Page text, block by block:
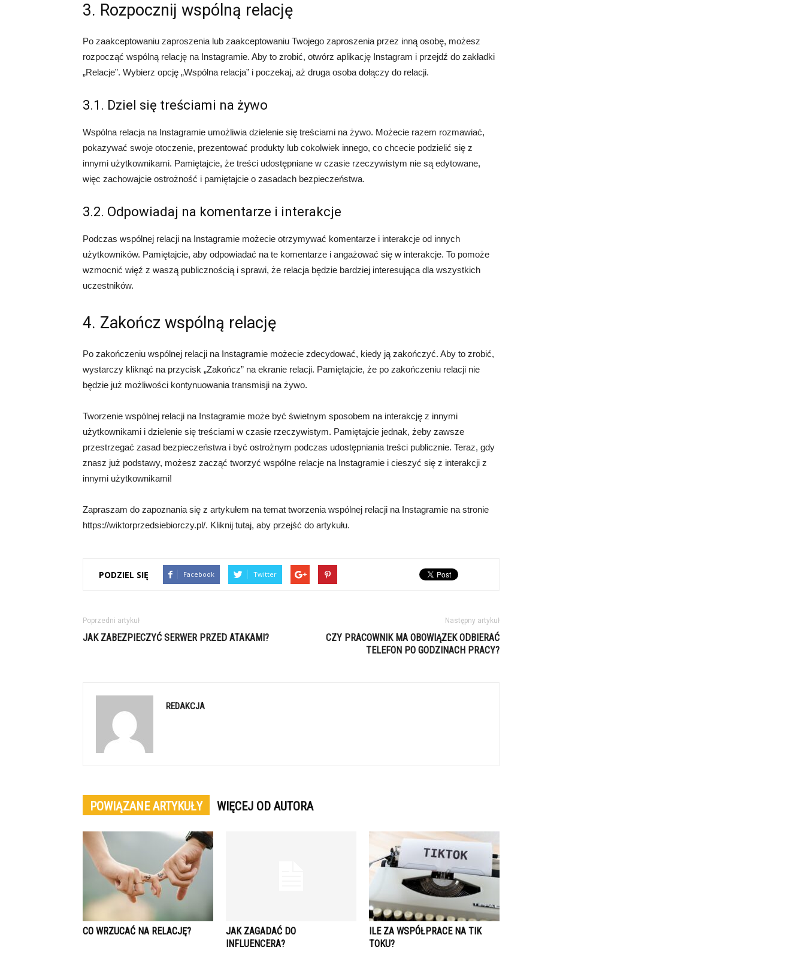
3. Rozpocznij wspólną relację
Po zaakceptowaniu zaproszenia lub zaakceptowaniu Twojego zaproszenia przez inną osobę, możesz
rozpocząć wspólną relację na Instagramie. Aby to zrobić, otwórz aplikację Instagram i przejdź do zakładki
„Relacje”. Wybierz opcję „Wspólna relacja” i poczekaj, aż druga osoba dołączy do relacji.
3.1. Dziel się treściami na żywo
Wspólna relacja na Instagramie umożliwia dzielenie się treściami na żywo. Możecie razem rozmawiać,
pokazywać swoje otoczenie, prezentować produkty lub cokolwiek innego, co chcecie podzielić się z
innymi użytkownikami. Pamiętajcie, że treści udostępniane w czasie rzeczywistym nie są edytowane,
więc zachowajcie ostrożność i pamiętajcie o zasadach bezpieczeństwa.
3.2. Odpowiadaj na komentarze i interakcje
Podczas wspólnej relacji na Instagramie możecie otrzymywać komentarze i interakcje od innych
użytkowników. Pamiętajcie, aby odpowiadać na te komentarze i angażować się w interakcje. To pomoże
wzmocnić więź z waszą publicznością i sprawi, że relacja będzie bardziej interesująca dla wszystkich
uczestników.
4. Zakończ wspólną relację
Po zakończeniu wspólnej relacji na Instagramie możecie zdecydować, kiedy ją zakończyć. Aby to zrobić,
wystarczy kliknąć na przycisk „Zakończ” na ekranie relacji. Pamiętajcie, że po zakończeniu relacji nie
będzie już możliwości kontynuowania transmisji na żywo.
Tworzenie wspólnej relacji na Instagramie może być świetnym sposobem na interakcję z innymi
użytkownikami i dzielenie się treściami w czasie rzeczywistym. Pamiętajcie jednak, żeby zawsze
przestrzegać zasad bezpieczeństwa i być ostrożnym podczas udostępniania treści publicznie. Teraz, gdy
znasz już podstawy, możesz zacząć tworzyć wspólne relacje na Instagramie i cieszyć się z interakcji z
innymi użytkownikami!
Zapraszam do zapoznania się z artykułem na temat tworzenia wspólnej relacji na Instagramie na stronie
https://wiktorprzedsiebiorczy.pl/. Kliknij tutaj, aby przejść do artykułu.
PODZIEL SIĘ Facebook Twitter
Poprzedni artykuł
JAK ZABEZPIECZYĆ SERWER PRZED ATAKAMI?
Następny artykuł
CZY PRACOWNIK MA OBOWIĄZEK ODBIERAĆ
TELEFON PO GODZINACH PRACY?
REDAKCJA
POWIĄZANE ARTYKUŁY WIĘCEJ OD AUTORA
CO WRZUCAĆ NA RELACJĘ?
JAK ZAGADAĆ DO
INFLUENCERA?
ILE ZA WSPÓŁPRACE NA TIK
TOKU?